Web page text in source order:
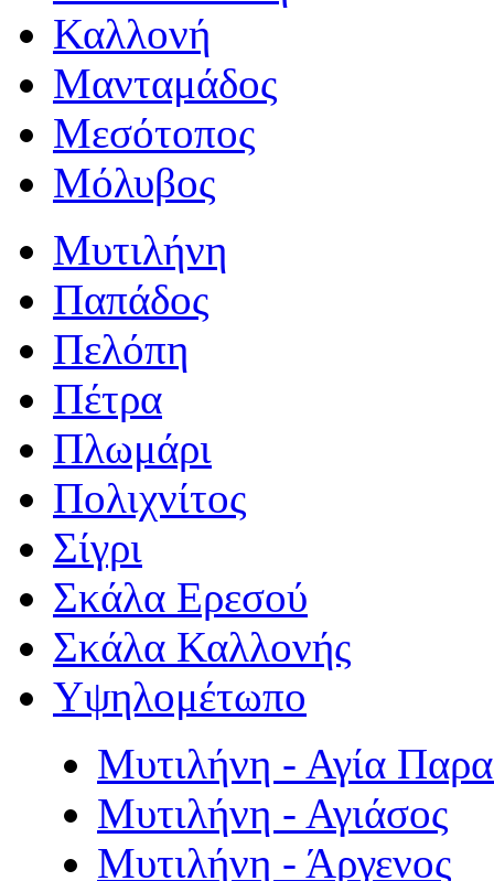
Καλλονή
Μανταμάδος
Μεσότοπος
Μόλυβος
Μυτιλήνη
Παπάδος
Πελόπη
Πέτρα
Πλωμάρι
Πολιχνίτος
Σίγρι
Σκάλα Ερεσού
Σκάλα Καλλονής
Υψηλομέτωπο
Μυτιλήνη - Αγία
Μυτιλήνη - Αγιάσος
Μυτιλήνη - Άργενος